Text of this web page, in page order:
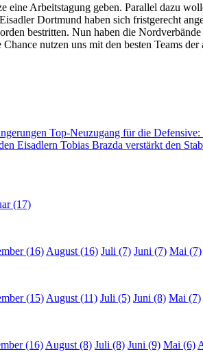
Arbeitstagung geben. Parallel dazu
Dortmund haben sich fristgerecht
bestritten. Nun haben die
nutzen uns mit den besten Teams
Top-Neuzugang für die
Eisadlern Tobias Brazda verstärkt den
(17)
(16) August (16) Juli (7) Juni (7) Mai (7)
(15) August (11) Juli (5) Juni (8) Mai (7)
(16) August (8) Juli (8) Juni (9) Mai (6)